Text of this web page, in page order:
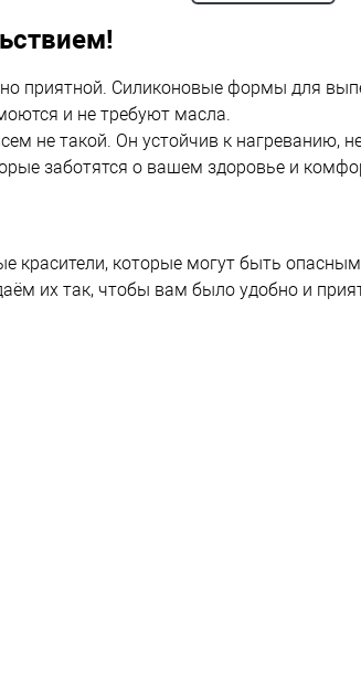
приятной. Силиконовые формы для
и не требуют масла.
не такой. Он устойчив к нагреванию,
заботятся о вашем здоровье и
которые могут быть
их так, чтобы вам было удобно и